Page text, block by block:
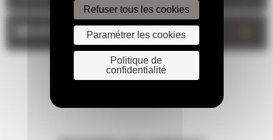
Refuser tous les cookies
Paramétrer les cookies
Politique de
confidentialité